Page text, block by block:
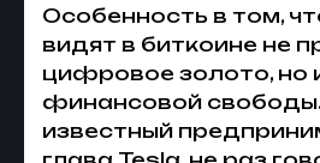
Особенность в том,
видят в биткоине не
цифровое золото, но
финансовой
известный